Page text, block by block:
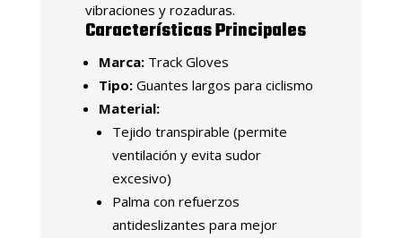
vibraciones y rozaduras.
Características Principales
Marca:Track Gloves
Tipo:Guantes largos para ciclismo
Material:
Tejido transpirable (permite
ventilación y evita sudor
excesivo)
Palma con refuerzos
antideslizantes para mejor